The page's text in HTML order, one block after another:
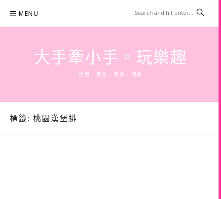
content
MENU
大手牽小手。玩樂趣
旅遊 | 美食 | 商攝 | 時尚
標籤: 桃園漢堡排